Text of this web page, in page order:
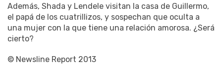
Además, Shada y Lendele visitan la casa de Guillermo,
el papá de los cuatrillizos, y sospechan que oculta a
una mujer con la que tiene una relación amorosa. ¿Será
cierto?
© Newsline Report 2013